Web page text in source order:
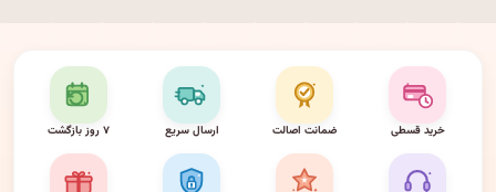
خرید قسطی ضمانت اصالت ارسال سریع ۷ روز بازگشت